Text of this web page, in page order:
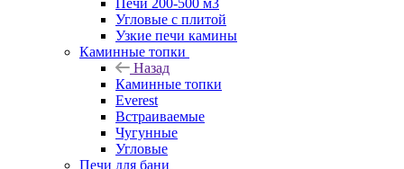
Печи 200-500 м3
Угловые с плитой
Узкие печи камины
Каминные топки
Назад
Каминные топки
Everest
Встраиваемые
Чугунные
Угловые
Печи для бани